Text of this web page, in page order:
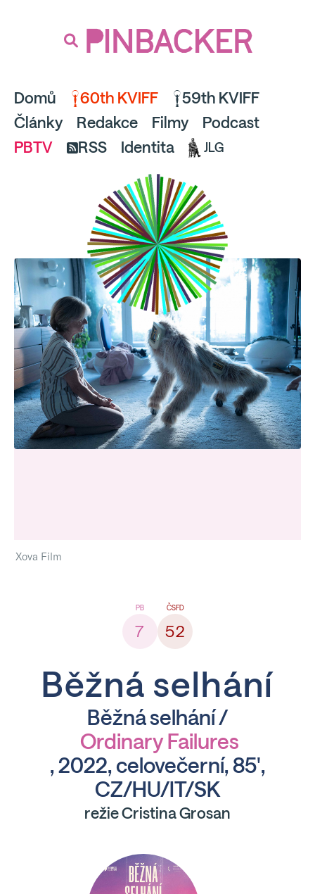
a pusťte se do čtení.
PINBACKER
Domů 60th KVIFF
59th KVIFF
Články
Redakce Filmy
Podcast
PBTV
RSS Identita JLG
Xova Film
7 52
Běžná selhání
Běžná selhání /
Ordinary Failures
, 2022, celovečerní, 85',
CZ/HU/IT/SK
režie Cristina Grosan